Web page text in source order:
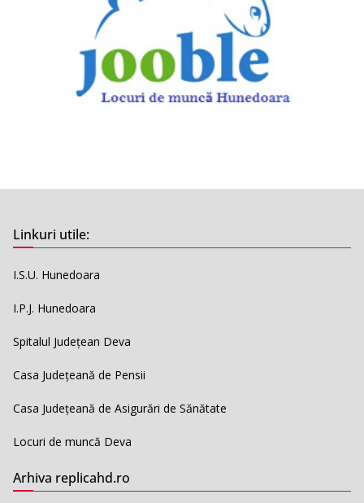
Linkuri utile:
I.S.U. Hunedoara
I.P.J. Hunedoara
Spitalul Județean Deva
Casa Județeană de Pensii
Casa Județeană de Asigurări de Sănătate
Locuri de muncă Deva
Arhiva replicahd.ro